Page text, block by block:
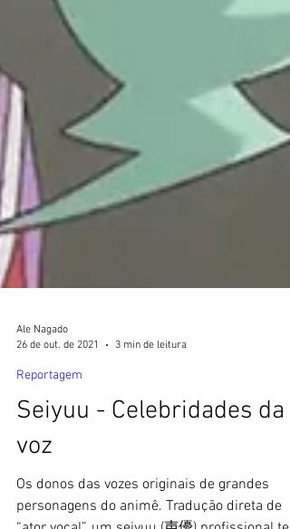
Ale Nagado
26 de out. de 2021
3 min de leitura
voz